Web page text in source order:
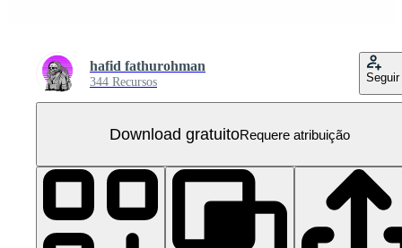
hafid fathurohman
344 Recursos Seguir
Download gratuitoRequere atribuição